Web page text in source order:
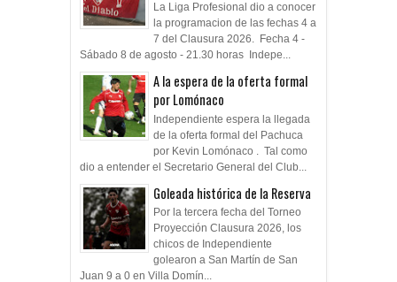
La Liga Profesional dio a conocer
la programacion de las fechas 4 a
7 del Clausura 2026. Fecha 4 -
Sábado 8 de agosto - 21.30 horas Indepe...
A la espera de la oferta formal
por Lomónaco
Independiente espera la llegada
de la oferta formal del Pachuca
por Kevin Lomónaco . Tal como
dio a entender el Secretario General del Club...
Goleada histórica de la Reserva
Por la tercera fecha del Torneo
Proyección Clausura 2026, los
chicos de Independiente
golearon a San Martín de San
Juan 9 a 0 en Villa Domín...